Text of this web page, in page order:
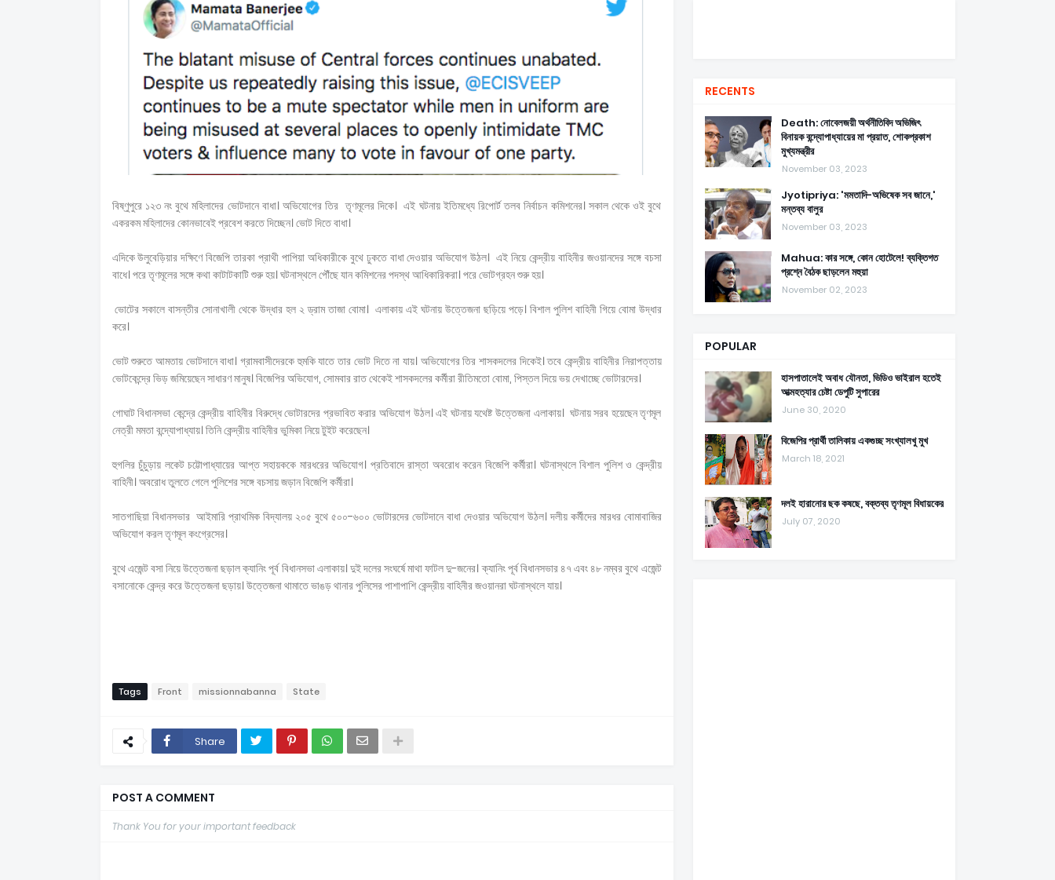
বিষ্ণুপুরে ১২৩ নং বুথে মহিলাদের ভোটদানে বাধা। অভিযোগের তির তৃণমূলের দিকে। এই ঘটনায় ইতিমধ্যে রিপোর্ট তলব নির্বাচন কমিশনের। সকাল থেকে ওই বুথে
একরকম মহিলাদের কোনভাবেই প্রবেশ করতে দিচ্ছেন। ভোট দিতে বাধা।
এদিকে উলুবেড়িয়ার দক্ষিণে বিজেপি তারকা প্রাথী পাপিয়া অধিকারীকে বুথে ঢুকতে বাধা দেওয়ার অভিযোগ উঠল। এই নিয়ে কেন্দ্রীয় বাহিনীর জওয়ানদের সঙ্গে বচসা
বাধে। পরে তৃণমূলের সঙ্গে কথা কাটাটকাটি শুরু হয়। ঘটনাস্থলে পৌঁছে যান কমিশনের পদস্থ আধিকারিকরা। পরে ভোটগ্রহন শুরু হয়।
ভোটের সকালে বাসন্তীর সোনাখালী থেকে উদ্ধার হল ২ ড্রাম তাজা বোমা। এলাকায় এই ঘটনায় উত্তেজনা ছড়িয়ে পড়ে। বিশাল পুলিশ বাহিনী গিয়ে বোমা উদ্ধার
করে।
ভোট শুরুতে আমতায় ভোটদানে বাধা। গ্রামবাসীদেরকে হুমকি যাতে তার ভোট দিতে না যায়। অভিযোগের তির শাসকদলের দিকেই। তবে কেন্দ্রীয় বাহিনীর নিরাপত্তায়
ভোটকেন্দ্রে ভিড় জমিয়েছেন সাধারণ মানুষ। বিজেপির অভিযোগ, সোমবার রাত থেকেই শাসকদলের কর্মীরা রীতিমতো বোমা, পিস্তল দিয়ে ভয় দেখাচ্ছে ভোটারদের।
গোঘাট বিধানসভা কেন্দ্রে কেন্দ্রীয় বাহিনীর বিরুদ্ধে ভোটারদের প্রভাবিত করার অভিযোগ উঠল। এই ঘটনায় যথেষ্ট উত্তেজনা এলাকায়। ঘটনায় সরব হয়েছেন তৃণমূল
নেত্রী মমতা বন্দ্যোপাধ্যায়। তিনি কেন্দ্রীয় বাহিনীর ভুমিকা নিয়ে টুইট করেছেন।
হুগলির চুঁচুড়ায় লকেট চট্টোপাধ্যায়ের আপ্ত সহায়ককে মারধরের অভিযোগ। প্রতিবাদে রাস্তা অবরোধ করেন বিজেপি কর্মীরা। ঘটনাস্থলে বিশাল পুলিশ ও কেন্দ্রীয়
বাহিনী। অবরোধ তুলতে গেলে পুলিশের সঙ্গে বচসায় জড়ান বিজেপি কর্মীরা।
সাতগাছিয়া বিধানসভার আইমারি প্রাথমিক বিদ্যালয় ২০৫ বুথে ৫০০-৬০০ ভোটারদের ভোটদানে বাধা দেওয়ার অভিযোগ উঠল। দলীয় কর্মীদের মারধর বোমাবাজির
অভিযোগ করল তৃণমূল কংগ্রেসের।
বুথে এজেন্ট বসা নিয়ে উত্তেজনা ছড়াল ক্যানিং পূর্ব বিধানসভা এলাকায়। দুই দলের সংঘর্ষে মাথা ফাটল দু-জনের। ক্যানিং পূর্ব বিধানসভার ৪৭ এবং ৪৮ নম্বর বুথে এজেন্ট
বসানোকে কেন্দ্র করে উত্তেজনা ছড়ায়। উত্তেজনা থামাতে ভাঙড় থানার পুলিসের পাশাপাশি কেন্দ্রীয় বাহিনীর জওয়ানরা ঘটনাস্থলে যায়।
Tags Front missionnabanna State
Share
POST A COMMENT
Thank You for your important feedback
RECENTS
Death: নোবেলজয়ী অর্থনীতিবিদ অভিজিৎ
বিনায়ক বন্দ্যোপাধ্যায়ের মা প্রয়াত, শোকপ্রকাশ
মুখ্যমন্ত্রীর
November 03, 2023
Jyotipriya: 'মমতাদি-অভিষেক সব জানে,'
মন্তব্য বালুর
November 03, 2023
Mahua: কার সঙ্গে, কোন হোটেলে! ব্যক্তিগত
প্রশ্নে বৈঠক ছাড়লেন মহুয়া
November 02, 2023
POPULAR
হাসপাতালেই অবাধ যৌনতা, ভিডিও ভাইরাল হতেই
আত্মহত্যার চেষ্টা ডেপুটি সুপারের
June 30, 2020
বিজেপির প্রার্থী তালিকায় একগুচ্ছ সংখ্যালখু মুখ
March 18, 2021
দলই হারানোর ছক কষছে, বক্তব্য তৃণমূল বিধায়কের
July 07, 2020